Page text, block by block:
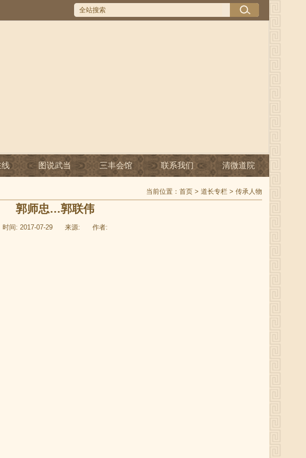
线 图说武当 三丰会馆 联系我们 清微道院
当前位置： 首页 > 道长专栏 > 传承人物
郭师忠…郭联伟
时间: 2017-07-29 来源:
作者: